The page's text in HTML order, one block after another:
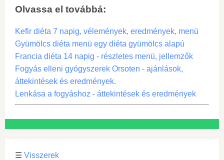
Olvassa el továbbá:
Kefir diéta 7 napig, vélemények, eredmények, menü
Gyümölcs diéta menü egy diéta gyümölcs alapú
Francia diéta 14 napig - részletes menü, jellemzők
Fogyás elleni gyógyszerek Orsoten - ajánlások,
áttekintések és eredmények.
Lenkása a fogyáshoz - áttekintések és eredmények
☰ Visszerek